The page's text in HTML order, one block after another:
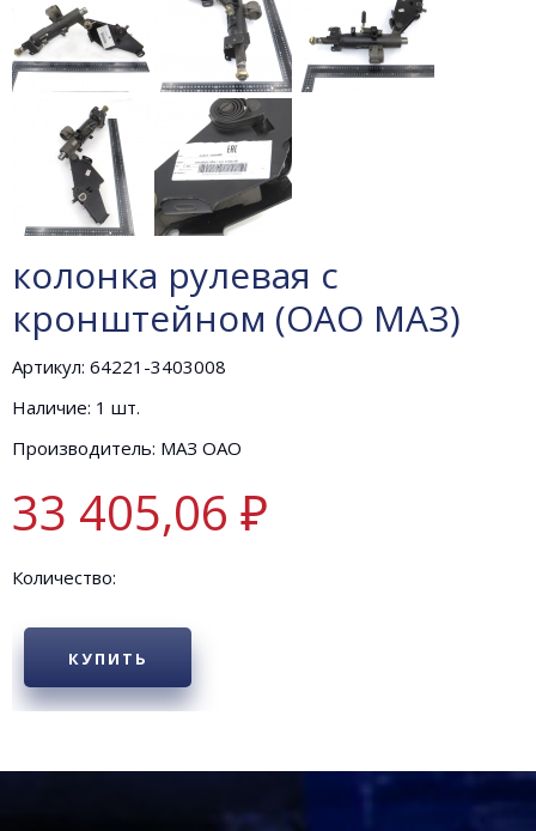
колонка рулевая с
кронштейном (ОАО МАЗ)
Артикул: 64221-3403008
Наличие: 1 шт.
Производитель: МАЗ ОАО
33 405,06 ₽
Количество:
КУПИТЬ